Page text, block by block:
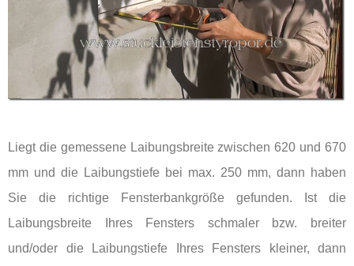
Liegt die gemessene Laibungsbreite zwischen 620 und 670
mm und die Laibungstiefe bei max. 250 mm, dann haben
Sie die richtige Fensterbankgröße gefunden. Ist die
Laibungsbreite Ihres Fensters schmaler bzw. breiter
und/oder die Laibungstiefe Ihres Fensters kleiner, dann